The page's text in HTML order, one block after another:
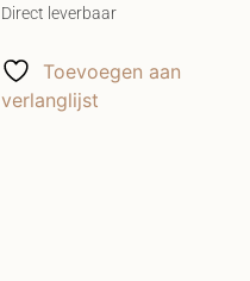
Direct leverbaar
Toevoegen aan
verlanglijst